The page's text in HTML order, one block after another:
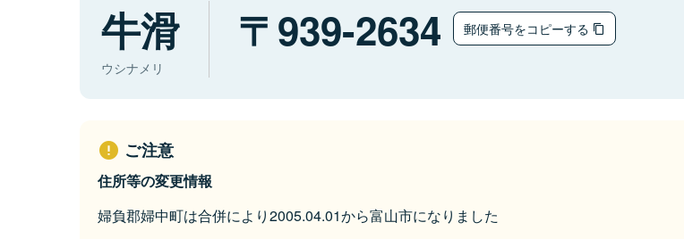
牛滑
ウシナメリ
939-2634 郵便番号をコピーする
ご注意
住所等の変更情報
婦負郡婦中町は合併により2005.04.01から富山市になりました